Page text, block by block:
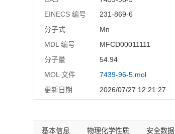
EINECS 编号
231-869-6
分子式
Mn
MDL 编号
MFCD00011111
分子量
54.94
MOL 文件
7439-96-5.mol
更新日期
2026/07/27 12:21:27
基本信息 物理化学性质 安全数据